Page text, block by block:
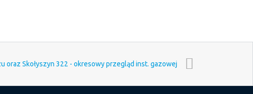
oraz Skołyszyn 322 - okresowy przegląd inst. gazowej